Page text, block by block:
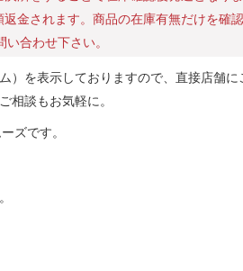
金されます。商品の在庫有無だけを確
合わせ下さい。
）を表示しておりますので、直接店舗に
相談もお気軽に。
ズです。